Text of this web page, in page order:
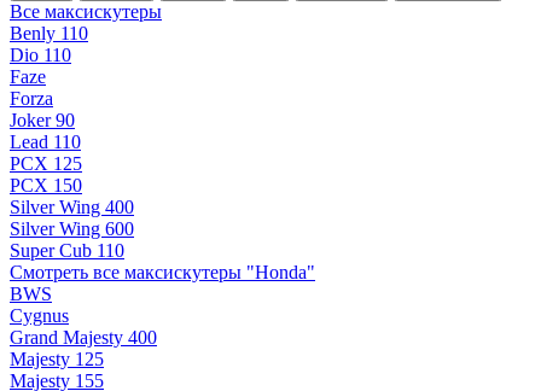
Все максискутеры
Benly 110
Dio 110
Faze
Forza
Joker 90
Lead 110
PCX 125
PCX 150
Silver Wing 400
Silver Wing 600
Super Cub 110
Смотреть все максискутеры "Honda"
BWS
Cygnus
Grand Majesty 400
Majesty 125
Majesty 155